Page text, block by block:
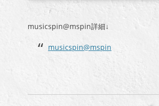
musicspin@mspin詳細↓
musicspin@mspin